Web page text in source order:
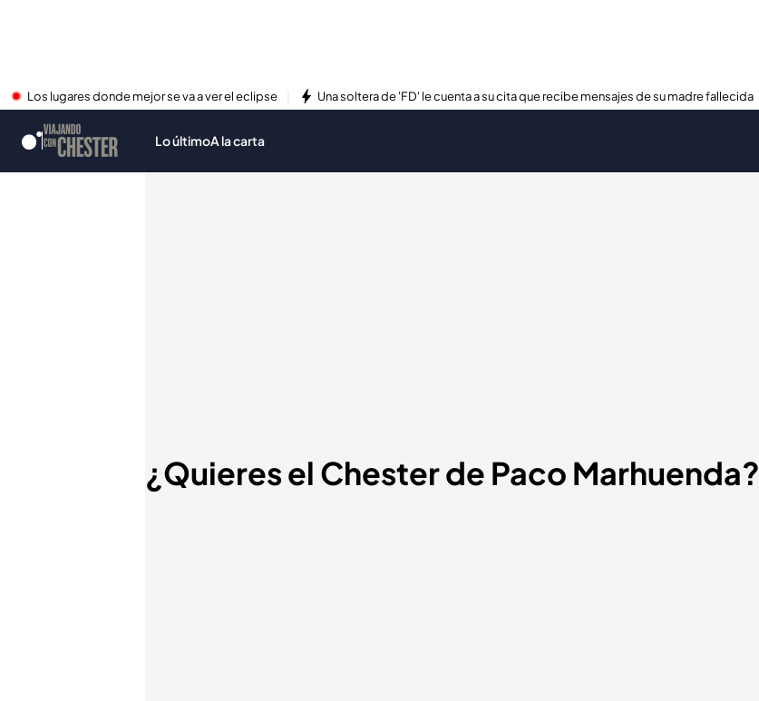
Los lugares donde mejor se va a ver el eclipse Una soltera de 'FD' le cuenta a su cita que recibe mensajes de su madre fallecida
Lo últimoA la carta
¿Quieres el Chester de Paco Marhuenda?